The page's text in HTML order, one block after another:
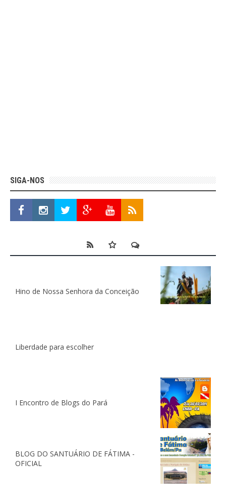
SIGA-NOS
Hino de Nossa Senhora da Conceição
Liberdade para escolher
I Encontro de Blogs do Pará
BLOG DO SANTUÁRIO DE FÁTIMA -
OFICIAL